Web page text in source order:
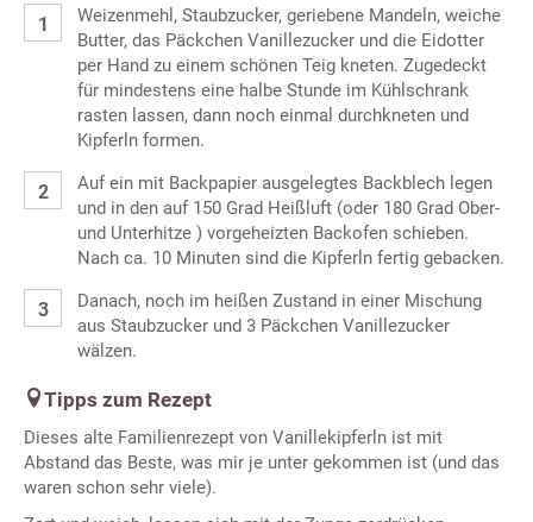
Weizenmehl, Staubzucker, geriebene Mandeln, weiche
Butter, das Päckchen Vanillezucker und die Eidotter
per Hand zu einem schönen Teig kneten. Zugedeckt
für mindestens eine halbe Stunde im Kühlschrank
rasten lassen, dann noch einmal durchkneten und
Kipferln formen.
Auf ein mit Backpapier ausgelegtes Backblech legen
und in den auf 150 Grad Heißluft (oder 180 Grad Ober-
und Unterhitze ) vorgeheizten Backofen schieben.
Nach ca. 10 Minuten sind die Kipferln fertig gebacken.
Danach, noch im heißen Zustand in einer Mischung
aus Staubzucker und 3 Päckchen Vanillezucker
wälzen.
Tipps zum Rezept
Dieses alte Familienrezept von Vanillekipferln ist mit
Abstand das Beste, was mir je unter gekommen ist (und das
waren schon sehr viele).